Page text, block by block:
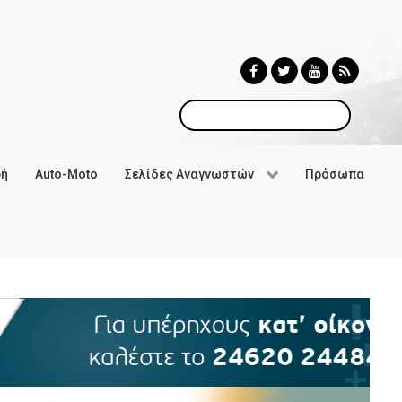
Αναζήτηση
Auto-Moto Σελίδες Αναγνωστών Πρόσωπα